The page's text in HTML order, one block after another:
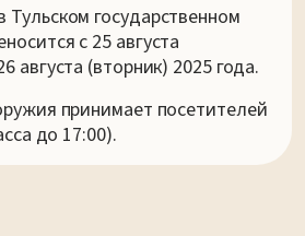
Тульском государственном
с 25 августа
августа (вторник) 2025 года.
принимает посетителей
до 17:00).